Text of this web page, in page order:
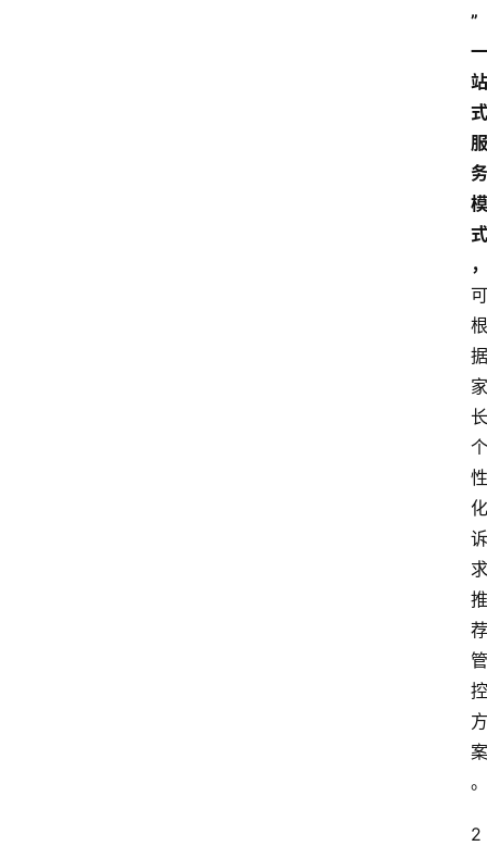
”
一
站
式
服
务
模
式
，
可
根
据
家
长
个
性
化
诉
求
推
荐
管
控
方
案
。
2